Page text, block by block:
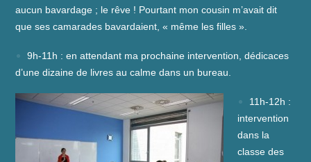
aucun bavardage ; le rêve ! Pourtant mon cousin m’avait dit
que ses camarades bavardaient, « même les filles ».
9h-11h : en attendant ma prochaine intervention, dédicaces
d’une dizaine de livres au calme dans un bureau.
11h-12h :
intervention
dans la
classe des